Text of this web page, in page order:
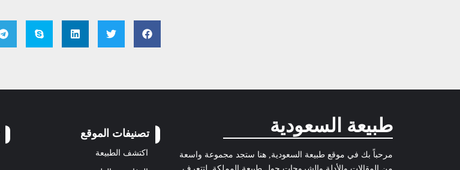
طبيعة السعودية
مرحباً بك في موقع طبيعة السعودية, هنا ستجد مجموعة واسعة
تصنيفات الموقع
اكتشف الطبيعة